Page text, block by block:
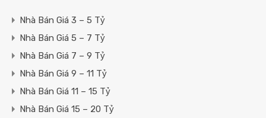
Nhà Bán Giá 3 – 5 Tỷ
Nhà Bán Giá 5 – 7 Tỷ
Nhà Bán Giá 7 – 9 Tỷ
Nhà Bán Giá 9 – 11 Tỷ
Nhà Bán Giá 11 – 15 Tỷ
Nhà Bán Giá 15 – 20 Tỷ